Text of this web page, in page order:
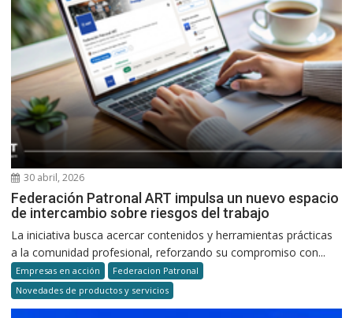
30 abril, 2026
Federación Patronal ART impulsa un nuevo espacio
de intercambio sobre riesgos del trabajo
La iniciativa busca acercar contenidos y herramientas prácticas
a la comunidad profesional, reforzando su compromiso con...
Empresas en acción
Federacion Patronal
Novedades de productos y servicios